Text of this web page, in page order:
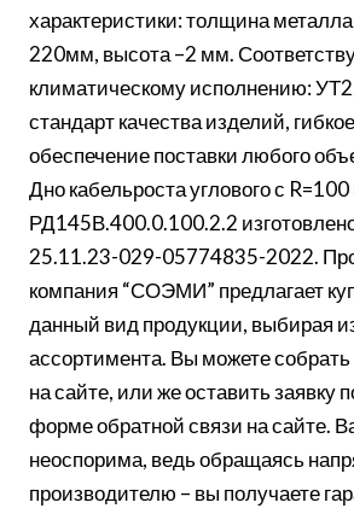
характеристики: толщина
220мм, высота –2 мм.
климатическому исполнению:
стандарт качества изделий,
обеспечение поставки любого
Дно кабельроста углового с
РД145В.400.0.100.2.2
25.11.23-029-05774835-2022.
компания “СОЭМИ” предлагает
данный вид продукции, выбирая
ассортимента. Вы можете
на сайте, или же оставить заявку
форме обратной связи на сайте.
неоспорима, ведь обращаясь
производителю – вы получаете